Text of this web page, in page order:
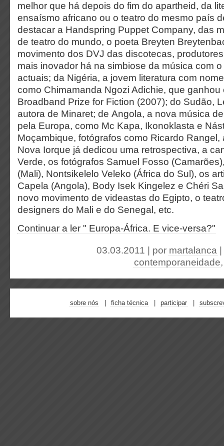
melhor que há depois do fim do apartheid, da
ensaísmo africano ou o teatro do mesmo país
destacar a Handspring Puppet Company, das
de teatro do mundo, o poeta Breyten
movimento dos DVJ das discotecas,
mais inovador há na simbiose da música com
actuais; da Nigéria, a jovem literatura com
como Chimamanda Ngozi Adichie, que ganhou
Broadband Prize for Fiction (2007); do Sudão,
autora de Minaret; de Angola, a nova música
pela Europa, como Mc Kapa, Ikonoklasta e
Moçambique, fotógrafos como Ricardo Rangel,
Nova Iorque já dedicou uma retrospectiva, a
Verde, os fotógrafos Samuel Fosso
(Mali), Nontsikelelo Veleko (África do Sul), os
Capela (Angola), Body Isek Kingelez e Chéri
novo movimento de videastas do Egipto, o
designers do Mali e do Senegal, etc.
Continuar a ler " Europa-África. E vice-versa?"
03.03.2011 | por martalanca
contemporaneidade
sobre nós ficha técnica participar